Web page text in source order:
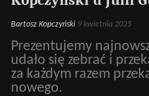
Bartosz Kopczyński 9 kwietnia 2025
Prezentujemy
udało się zebrać i
za każdym razem
nowego.